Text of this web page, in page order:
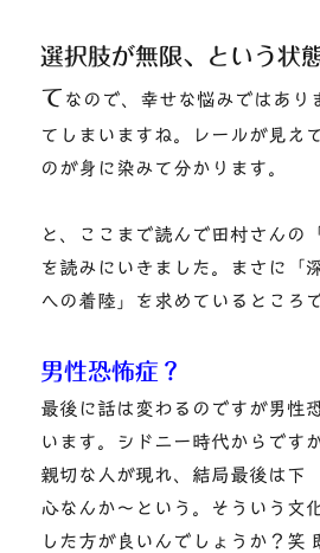
選択肢が無限、という状
て なので、幸せな悩みではあり
てしまいますね。レールが見え
のが身に染みて分かります。
と、ここまで読んで田村さんの
を読みにいきました。まさに「
への着陸」を求めているところ
男性恐怖症？
最後に話は変わるのですが男性
います。シドニー時代からです
親切な人が現れ、結局最後は下
心なんか～という。そういう文
した方が良いんでしょうか？笑